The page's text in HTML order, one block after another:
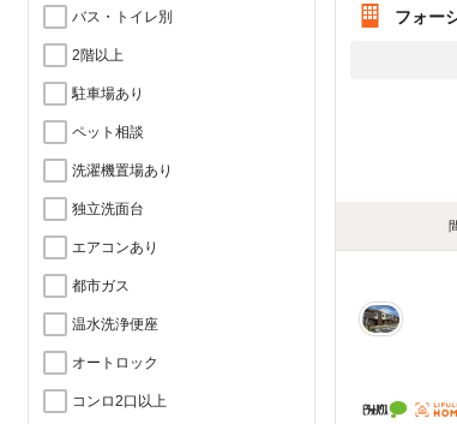
バス・トイレ別
2階以上
駐車場あり
ペット相談
洗濯機置場あり
独立洗面台
エアコンあり
都市ガス
温水洗浄便座
オートロック
コンロ2口以上
フォー